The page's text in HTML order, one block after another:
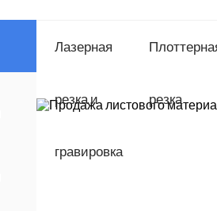
Лазерная
резка и
гравировка
резка